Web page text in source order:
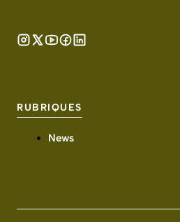
RUBRIQUES
News